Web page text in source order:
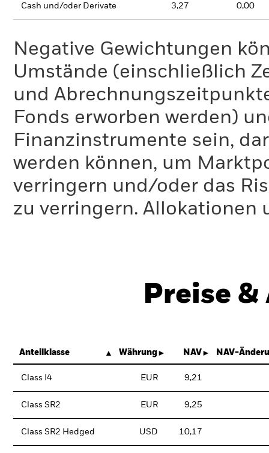
Cash und/oder Derivate 3,27 0,00
Negative Gewichtungen
Umstände (einschließlich
und
Fonds erworben werden)
Finanzinstrumente sein,
werden können, um
verringern und/oder das
zu verringern. Allokationen
Preise
Anteilklasse Währung NAV NAV-
Class I4 EUR 9,21
Class SR2 EUR 9,25
Class SR2 Hedged USD 10,17